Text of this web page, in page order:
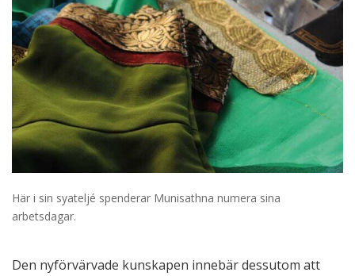
Här i sin syateljé spenderar Munisathna numera sina
arbetsdagar.
Den nyförvärvade kunskapen innebär dessutom att